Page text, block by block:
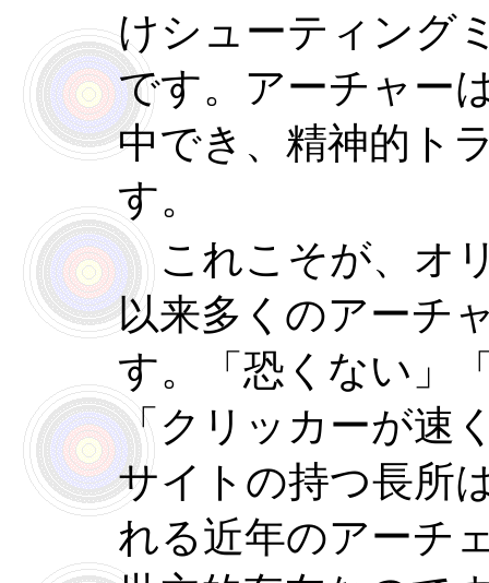
けシューティング
です。アーチャー
中でき、精神的ト
す。
これこそが、オ
以来多くのアーチ
す。「恐くない」
「クリッカーが速
サイトの持つ長所
れる近年のアーチ